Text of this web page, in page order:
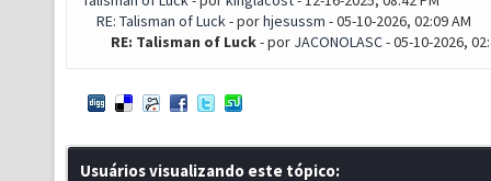
RE: Talisman of Luck- porhjesussm - 05-10-2026, 02:09 AM
RE: Talisman of Luck- por JACONOLASC- 05-10-2026,
Usuários visualizando este tópico: